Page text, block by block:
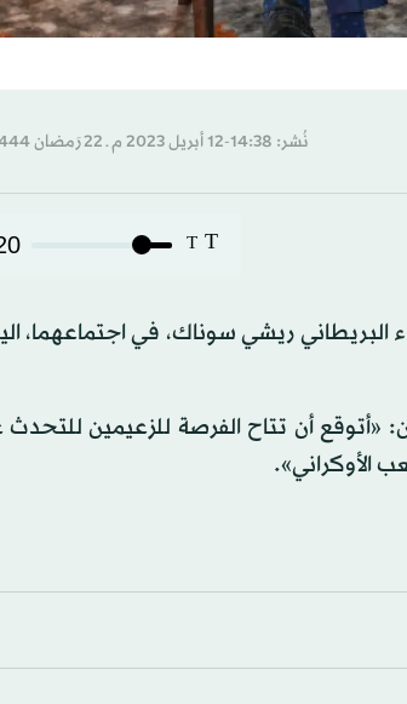
نُشر: 14:38-12 أبريل 2023 م ـ 22 رَمضان 1444 هـ
T
T
البريطاني ريشي سوناك، في اجتماعهما،
«أتوقع أن تتاح الفرصة للزعيمين
الأوكراني».